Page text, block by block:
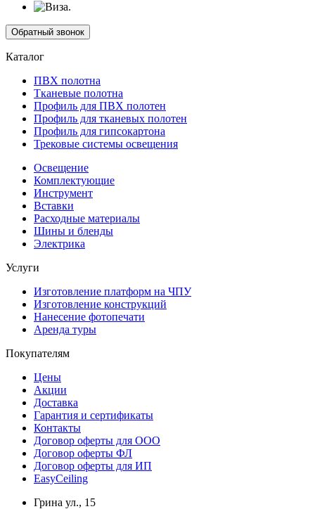
Обратный звонок
Каталог
ПВХ полотна
Тканевые полотна
Профиль для ПВХ полотен
Профиль для тканевых полотен
Профиль для гипсокартона
Трековые системы освещения
Освещение
Комплектующие
Инструмент
Вставки
Расходные материалы
Шины и бленды
Электрика
Услуги
Изготовление платформ на ЧПУ
Изготовление конструкций
Нанесение фотопечати
Аренда туры
Покупателям
Цены
Акции
Доставка
Гарантия и сертификаты
Контакты
Договор оферты для ООО
Договор оферты ФЛ
Договор оферты для ИП
EasyCeiling
Грина ул., 15